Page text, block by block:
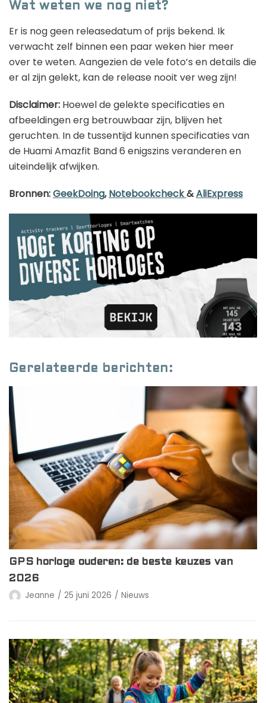
Wat weten we nog niet?
Er is nog geen releasedatum of prijs bekend. Ik
verwacht zelf binnen een paar weken hier meer
over te weten. Aangezien de vele foto’s en details die
er al zijn gelekt, kan de release nooit ver weg zijn!
Disclaimer: Hoewel de gelekte specificaties en
afbeeldingen erg betrouwbaar zijn, blijven het
geruchten. In de tussentijd kunnen specificaties van
de Huami Amazfit Band 6 enigszins veranderen en
uiteindelijk afwijken.
Bronnen:GeekDoing,Notebookcheck&AliExpress
Gerelateerde berichten:
GPS horloge ouderen: de beste keuzes van
2026
Jeanne 25 juni 2026 Nieuws